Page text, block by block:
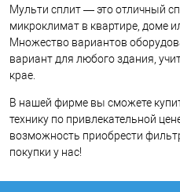
Мульти сплит — это отличный
микроклимат в квартире, доме
Множество вариантов
вариант для любого здания,
крае.
В нашей фирме вы сможете
технику по привлекательной
возможность приобрести
покупки у нас!